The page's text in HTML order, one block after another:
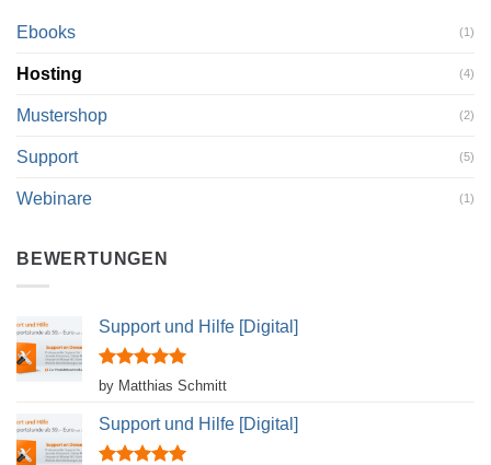
Ebooks (1)
Hosting (4)
Mustershop (2)
Support (5)
Webinare (1)
BEWERTUNGEN
Support und Hilfe [Digital]
Rated5
out of 5
by Matthias Schmitt
Support und Hilfe [Digital]